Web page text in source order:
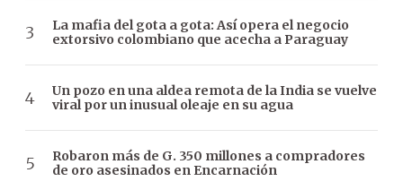
La mafia del gota a gota: Así opera el negocio
extorsivo colombiano que acecha a Paraguay
Un pozo en una aldea remota de la India se vuelve
viral por un inusual oleaje en su agua
Robaron más de G. 350 millones a compradores
de oro asesinados en Encarnación